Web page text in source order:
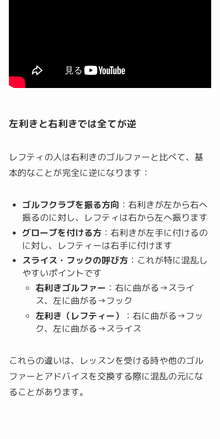
左利きと右利きでは全てが逆
レフティの人は右利きのゴルファーと比べて、基
本的なことが完全に逆になります：
ゴルフクラブを振る方向 ：右利きが左から右へ
振るのに対し、レフティは右から左へ振ります
グローブを付ける方 ：右利きが左手に付けるの
に対し、レフティーは右手に付けます
スライス・フックの呼び方 ：これが特に混乱し
やすいポイントです
右利きゴルファー ：右に曲がる→スライ
ス、左に曲がる→フック
左利き（レフティー）
：右に曲がる→フッ
ク、左に曲がる→スライス
これらの違いは、レッスンを受ける時や他のゴル
ファーとアドバイスを交換する際に混乱の元にな
ることがあります。